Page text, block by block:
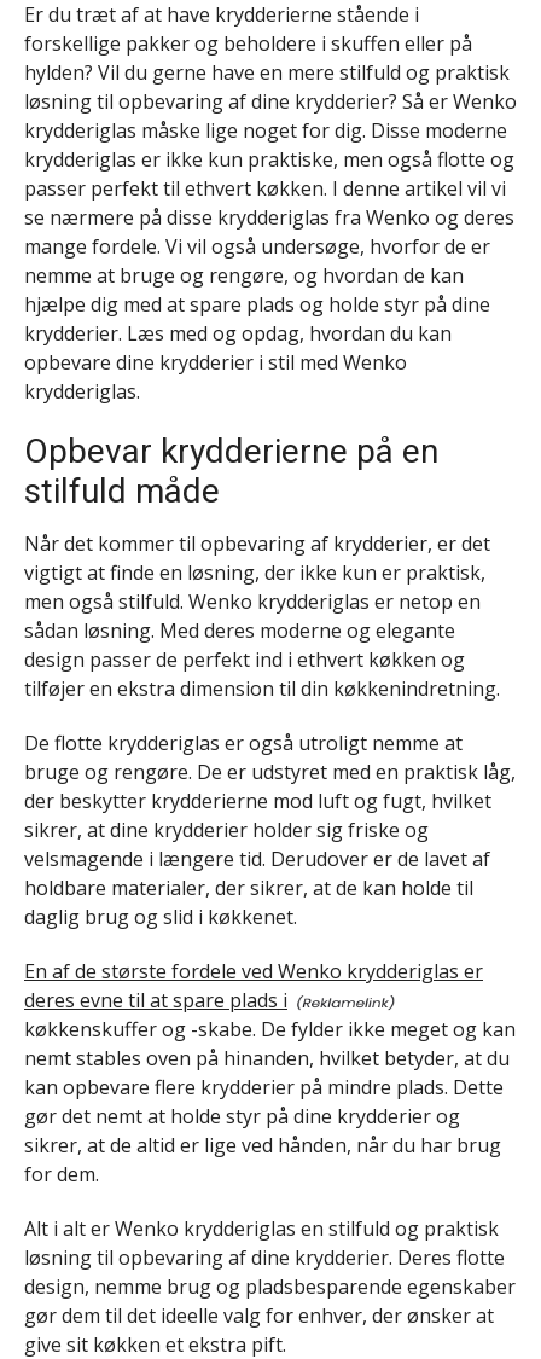
Er du træt af at have krydderierne stående i
forskellige pakker og beholdere i skuffen eller på
hylden? Vil du gerne have en mere stilfuld og praktisk
løsning til opbevaring af dine krydderier? Så er Wenko
krydderiglas måske lige noget for dig. Disse moderne
krydderiglas er ikke kun praktiske, men også flotte og
passer perfekt til ethvert køkken. I denne artikel vil vi
se nærmere på disse krydderiglas fra Wenko og deres
mange fordele. Vi vil også undersøge, hvorfor de er
nemme at bruge og rengøre, og hvordan de kan
hjælpe dig med at spare plads og holde styr på dine
krydderier. Læs med og opdag, hvordan du kan
opbevare dine krydderier i stil med Wenko
krydderiglas.
Opbevar krydderierne på en
stilfuld måde
Når det kommer til opbevaring af krydderier, er det
vigtigt at finde en løsning, der ikke kun er praktisk,
men også stilfuld. Wenko krydderiglas er netop en
sådan løsning. Med deres moderne og elegante
design passer de perfekt ind i ethvert køkken og
tilføjer en ekstra dimension til din køkkenindretning.
De flotte krydderiglas er også utroligt nemme at
bruge og rengøre. De er udstyret med en praktisk låg,
der beskytter krydderierne mod luft og fugt, hvilket
sikrer, at dine krydderier holder sig friske og
velsmagende i længere tid. Derudover er de lavet af
holdbare materialer, der sikrer, at de kan holde til
daglig brug og slid i køkkenet.
En af de største fordele ved Wenko krydderiglas er
deres evne til at spare plads i
køkkenskuffer og -skabe. De fylder ikke meget og kan
nemt stables oven på hinanden, hvilket betyder, at du
kan opbevare flere krydderier på mindre plads. Dette
gør det nemt at holde styr på dine krydderier og
sikrer, at de altid er lige ved hånden, når du har brug
for dem.
Alt i alt er Wenko krydderiglas en stilfuld og praktisk
løsning til opbevaring af dine krydderier. Deres flotte
design, nemme brug og pladsbesparende egenskaber
gør dem til det ideelle valg for enhver, der ønsker at
give sit køkken et ekstra pift.